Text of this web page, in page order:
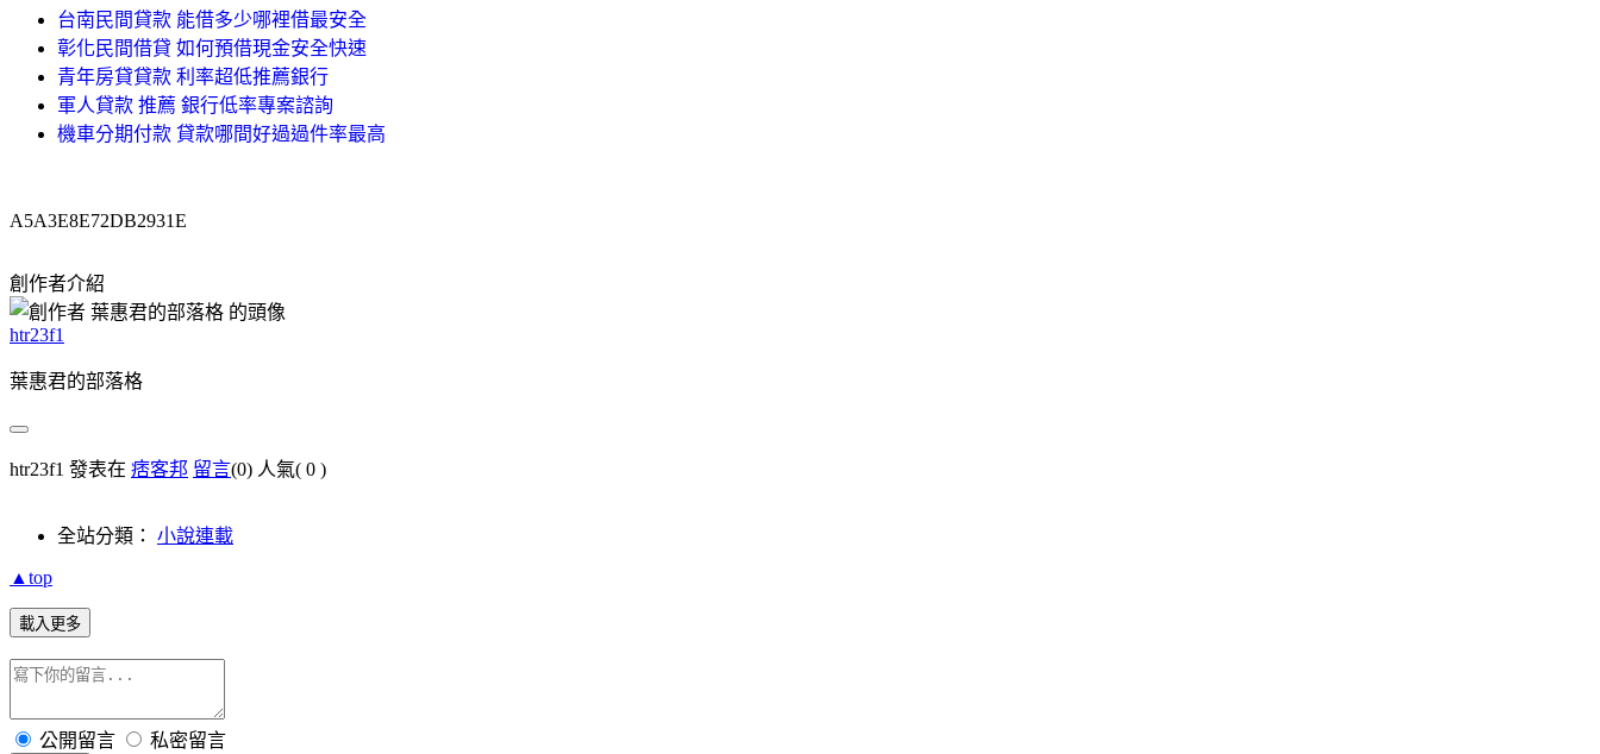
台南民間貸款 能借多少哪裡借最安全
彰化民間借貸 如何預借現金安全快速
青年房貸貸款 利率超低推薦銀行
軍人貸款 推薦 銀行低率專案諮詢
機車分期付款 貸款哪間好過過件率最高
A5A3E8E72DB2931E
創作者介紹
htr23f1
葉惠君的部落格
htr23f1 發表在 痞客邦 留言(0) 人氣( 0 )
全站分類： 小說連載
▲top
載入更多
公開留言 私密留言